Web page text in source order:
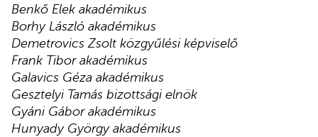
Benkő Elek akadémikus
Borhy László akadémikus
Demetrovics Zsolt közgyűlési képviselő
Frank Tibor akadémikus
Galavics Géza akadémikus
Gesztelyi Tamás bizottsági elnök
Gyáni Gábor akadémikus
Hunyady György akadémikus